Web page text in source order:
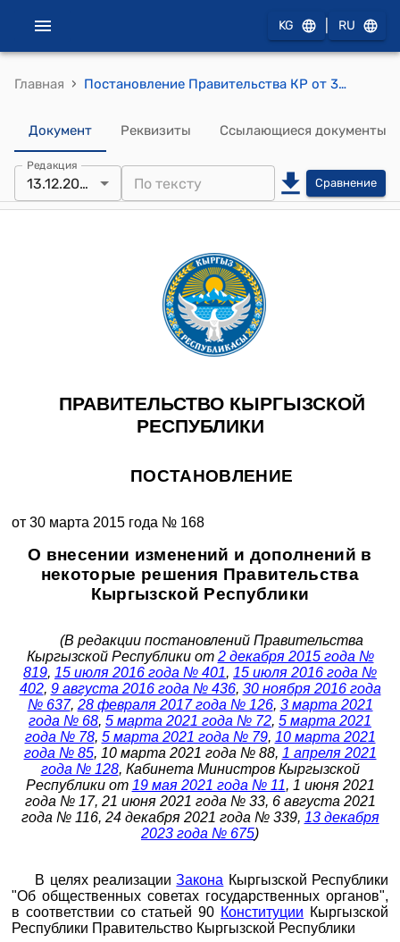
KG RU
Главная › Постановление Правительства КР от 30 марта 2015 года № 168 "О внесении изменений и дополнений в некоторые решения Правительства Кыргызской Республики"
Документ Реквизиты Ссылающиеся документы
Редакция
13.12.2023 Сравнение